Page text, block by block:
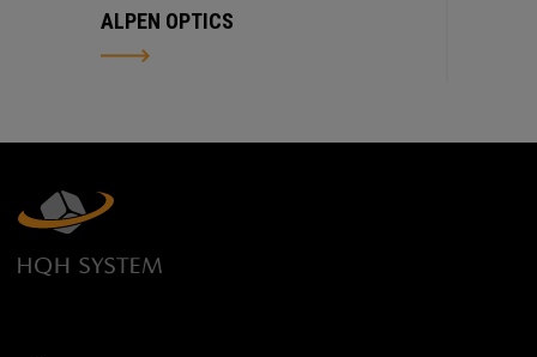
ALPEN OPTICS